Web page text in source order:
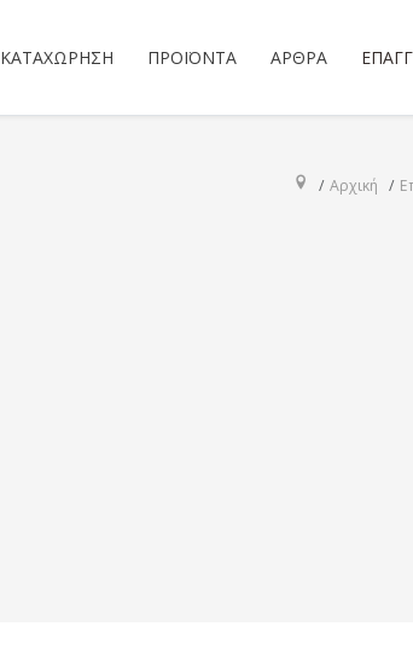
ΚΑΤΑΧΏΡΗΣΗ ΠΡΟΪΌΝΤΑ ΆΡΘΡΑ
Αρχική